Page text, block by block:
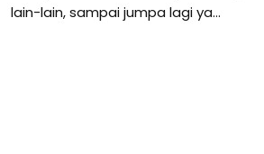
lain-lain, sampai jumpa lagi ya…